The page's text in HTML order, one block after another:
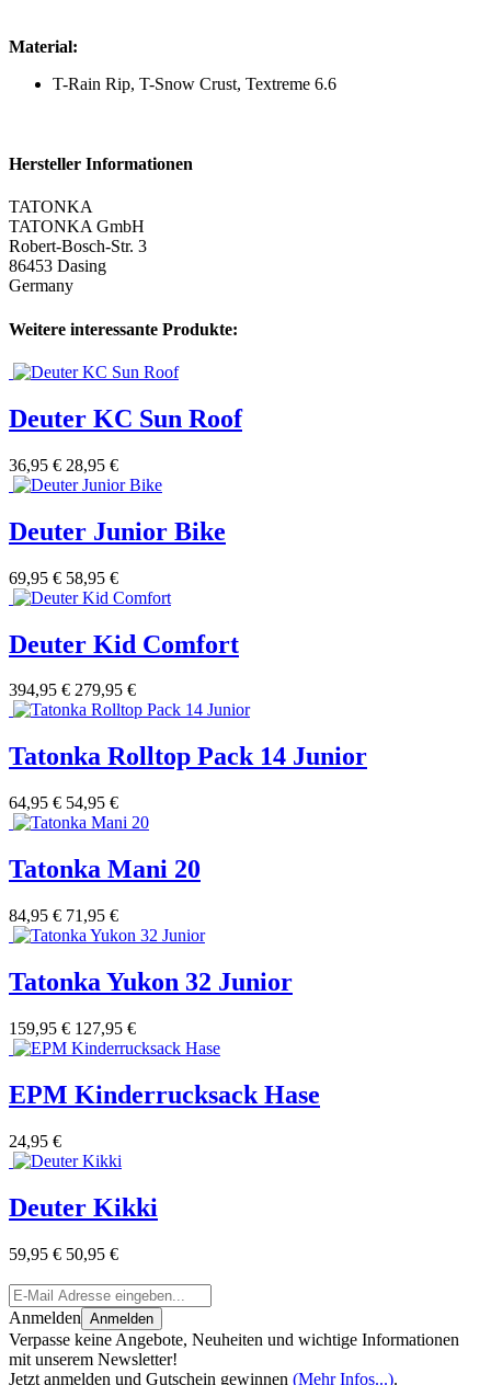
Material:
T-Rain Rip, T-Snow Crust, Textreme 6.6
Hersteller Informationen
TATONKA
TATONKA GmbH
Robert-Bosch-Str. 3
86453 Dasing
Germany
Weitere interessante Produkte:
Deuter KC Sun Roof
36,95 € 28,95 €
Deuter Junior Bike
69,95 € 58,95 €
Deuter Kid Comfort
394,95 € 279,95 €
Tatonka Rolltop Pack 14 Junior
64,95 € 54,95 €
Tatonka Mani 20
84,95 € 71,95 €
Tatonka Yukon 32 Junior
159,95 € 127,95 €
EPM Kinderrucksack Hase
24,95 €
Deuter Kikki
59,95 € 50,95 €
Anmelden Anmelden
Verpasse keine Angebote, Neuheiten und wichtige Informationen
mit unserem Newsletter!
Jetzt anmelden und Gutschein gewinnen (Mehr Infos...).